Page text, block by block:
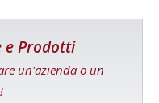
e Prodotti
un'azienda o un